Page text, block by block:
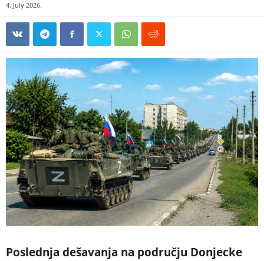
4. July 2026.
Poslednja dešavanja na području Donjecke